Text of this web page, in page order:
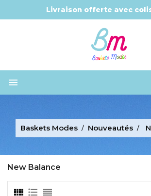
Livraison offerte avec

Baskets Modes Nouveautés
New Balance